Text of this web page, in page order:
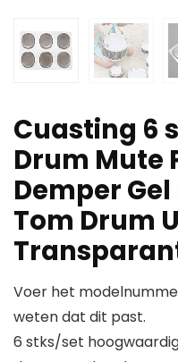
Cuasting 6
Drum Mute
Demper
Tom Drum
Voer het
weten dat dit past.
6 stks/set